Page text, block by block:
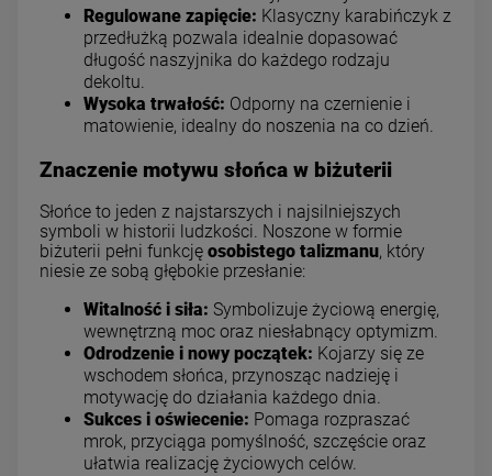
Regulowane zapięcie: Klasyczny karabińczyk z
przedłużką pozwala idealnie dopasować
długość naszyjnika do każdego rodzaju
dekoltu.
Wysoka trwałość: Odporny na czernienie i
matowienie, idealny do noszenia na co dzień.
Znaczenie motywu słońca w biżuterii
Słońce to jeden z najstarszych i najsilniejszych
symboli w historii ludzkości. Noszone w formie
biżuterii pełni funkcję osobistego talizmanu, który
niesie ze sobą głębokie przesłanie:
Witalność i siła: Symbolizuje życiową energię,
wewnętrzną moc oraz niesłabnący optymizm.
Odrodzenie i nowy początek: Kojarzy się ze
wschodem słońca, przynosząc nadzieję i
motywację do działania każdego dnia.
Sukces i oświecenie: Pomaga rozpraszać
mrok, przyciąga pomyślność, szczęście oraz
ułatwia realizację życiowych celów.